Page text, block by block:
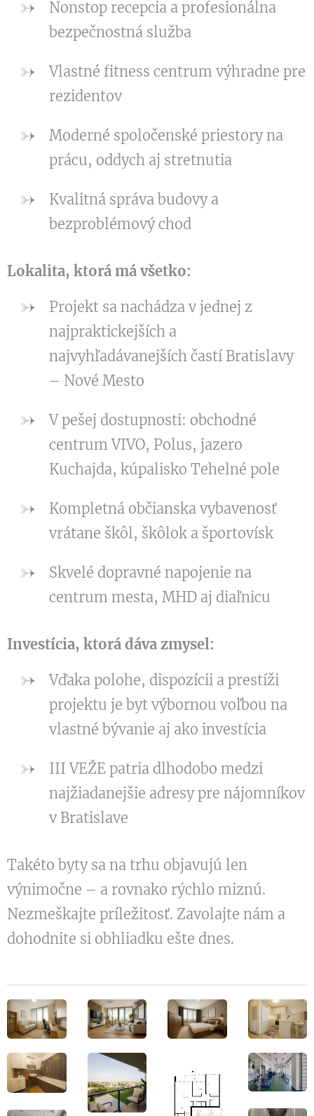
Nonstop recepcia a profesionálna
bezpečnostná služba
Vlastné fitness centrum výhradne pre
rezidentov
Moderné spoločenské priestory na
prácu, oddych aj stretnutia
Kvalitná správa budovy a
bezproblémový chod
Lokalita, ktorá má všetko:
Projekt sa nachádza v jednej z
najpraktickejších a
najvyhľadávanejších častí Bratislavy
– Nové Mesto
V pešej dostupnosti: obchodné
centrum VIVO, Polus, jazero
Kuchajda, kúpalisko Tehelné pole
Kompletná občianska vybavenosť
vrátane škôl, škôlok a športovísk
Skvelé dopravné napojenie na
centrum mesta, MHD aj diaľnicu
Investícia, ktorá dáva zmysel:
Vďaka polohe, dispozícii a prestíži
projektu je byt výbornou voľbou na
vlastné bývanie aj ako investícia
III VEŽE patria dlhodobo medzi
najžiadanejšie adresy pre nájomníkov
v Bratislave
Takéto byty sa na trhu objavujú len
výnimočne – a rovnako rýchlo miznú.
Nezmeškajte príležitosť. Zavolajte nám a
dohodnite si obhliadku ešte dnes.